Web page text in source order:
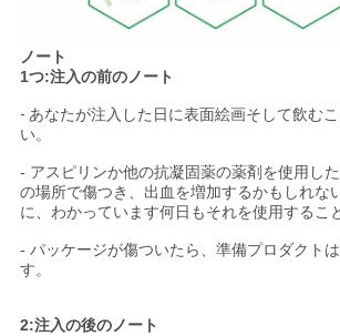
ノート
1つ:注入の前のノート
- あなたが注入した日に表面絵画そして飲む
い。
- アスピリンか他の抗凝固薬の薬剤を使用し
の場所で傷つき、出血を増加するかもしれな
に、わかっています何日もそれを使用するこ
- パッケージが傷ついたら、準備プロダクト
す。
2:注入の後のノート